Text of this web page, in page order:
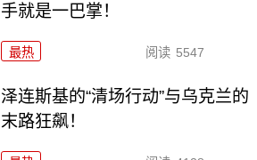
手就是一巴掌！
最热 阅读 5547
泽连斯基的“清场行动”与乌克兰的
末路狂飙！